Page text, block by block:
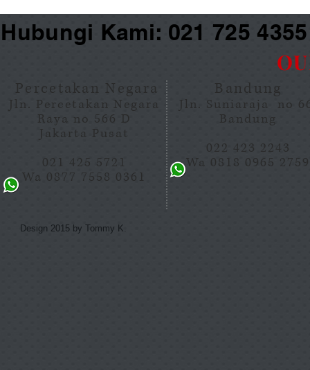
Kami: 021 725
Percetakan Negara
Jln. Percetakan Negara
Raya no 566 D
Jakarta Pusat
021 425 5721
Wa 0877 7558 0361
Bandung
Jln. Suniaraja no
Bandung
022 423 2243
Wa 0818 0965 2759
Design 2015 by Tommy K.